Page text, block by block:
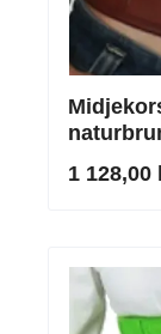
1 128,00